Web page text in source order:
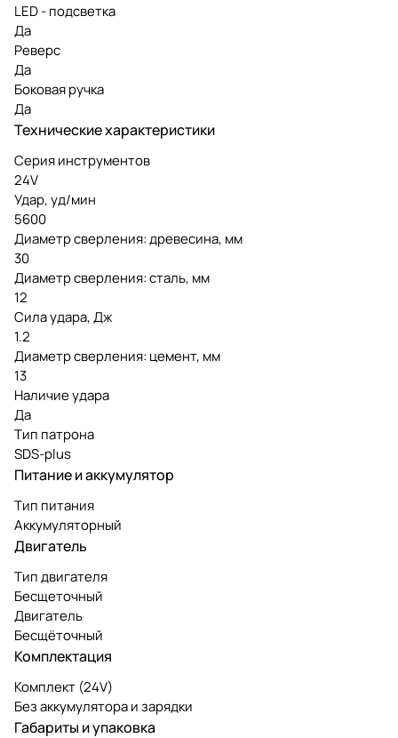
LED - подсветка
Да
Реверс
Да
Боковая ручка
Да
Технические характеристики
Серия инструментов
24V
Удар, уд/мин
5600
Диаметр сверления: древесина, мм
30
Диаметр сверления: сталь, мм
12
Сила удара, Дж
1.2
Диаметр сверления: цемент, мм
13
Наличие удара
Да
Тип патрона
SDS-plus
Питание и аккумулятор
Тип питания
Аккумуляторный
Двигатель
Тип двигателя
Бесщеточный
Двигатель
Бесщёточный
Комплектация
Комплект (24V)
Без аккумулятора и зарядки
Габариты и упаковка